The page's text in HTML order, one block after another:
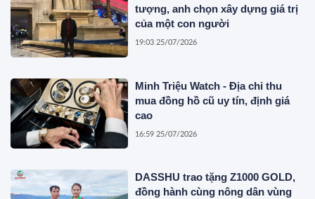
tượng, anh chọn xây dựng giá trị
của một con người
19:03 25/07/2026
Minh Triệu Watch - Địa chỉ thu
mua đồng hồ cũ uy tín, định giá
cao
16:59 25/07/2026
DASSHU trao tặng Z1000 GOLD,
đồng hành cùng nông dân vùng